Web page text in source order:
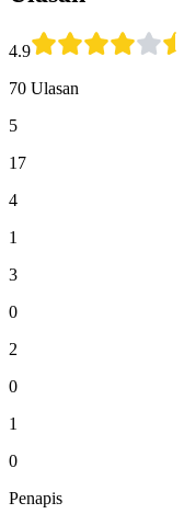
4.9
70 Ulasan
5
17
4
1
3
0
2
0
1
0
Penapis